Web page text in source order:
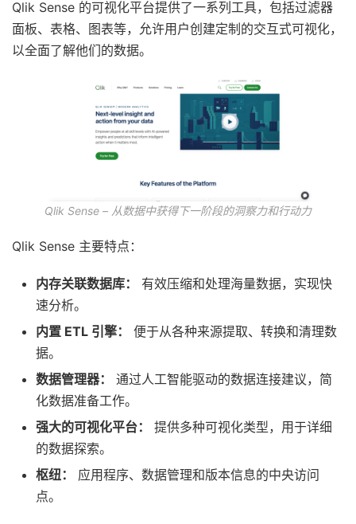
Qlik Sense 的可视化平台提供了一系列工具，包括过滤器
面板、表格、图表等，允许用户创建定制的交互式可视化，
以全面了解他们的数据。
Qlik Sense – 从数据中获得下一阶段的洞察力和行动力
Qlik Sense 主要特点：
内存关联数据库：
有效压缩和处理海量数据，实现快
速分析。
内置 ETL 引擎：
便于从各种来源提取、转换和清理数
据。
数据管理器：
通过人工智能驱动的数据连接建议，简
化数据准备工作。
强大的可视化平台：
提供多种可视化类型，用于详细
的数据探索。
枢纽：
应用程序、数据管理和版本信息的中央访问
点。